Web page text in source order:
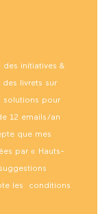
des initiatives &
livrets sur
solutions pour
12 emails/an
que mes
par « Hauts-
les conditions